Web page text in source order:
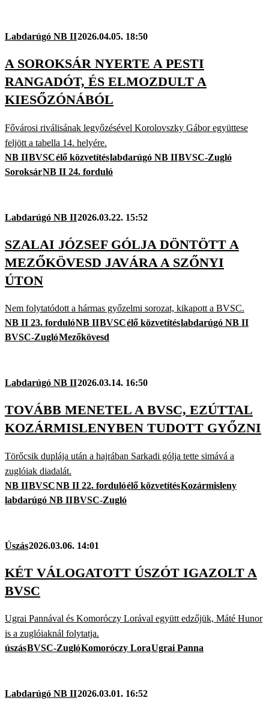
Labdarúgó NB II2026.04.05. 18:50
A SOROKSÁR NYERTE A PESTI
RANGADÓT, ÉS ELMOZDULT A
KIESŐZÓNÁBÓL
Fővárosi riválisának legyőzésével Korolovszky Gábor együttese
feljött a tabella 14. helyére.
NB IIBVSCélő közvetítéslabdarúgó NB IIBVSC-Zugló
SoroksárNB II 24. forduló
Labdarúgó NB II2026.03.22. 15:52
SZALAI JÓZSEF GÓLJA DÖNTÖTT A
MEZŐKÖVESD JAVÁRA A SZŐNYI
ÚTON
Nem folytatódott a hármas győzelmi sorozat, kikapott a BVSC.
NB II 23. fordulóNB IIBVSCélő közvetítéslabdarúgó NB II
BVSC-ZuglóMezőkövesd
Labdarúgó NB II2026.03.14. 16:50
TOVÁBB MENETEL A BVSC, EZÚTTAL
KOZÁRMISLENYBEN TUDOTT GYŐZNI
Törőcsik duplája után a hajrában Sarkadi gólja tette simává a
zuglóiak diadalát.
NB IIBVSCNB II 22. fordulóélő közvetítésKozármisleny
labdarúgó NB IIBVSC-Zugló
Úszás2026.03.06. 14:01
KÉT VÁLOGATOTT ÚSZÓT IGAZOLT A
BVSC
Ugrai Pannával és Komoróczy Lorával együtt edzőjük, Máté Hunor
is a zuglóiaknál folytatja.
úszásBVSC-ZuglóKomoróczy LoraUgrai Panna
Labdarúgó NB II2026.03.01. 16:52